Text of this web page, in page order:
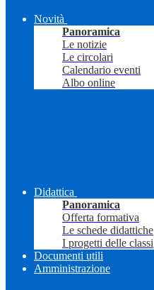
Novità
Panoramica
Le notizie
Le circolari
Calendario eventi
Albo online
Didattica
Panoramica
Offerta formativa
Le schede didattiche
I progetti delle classi
Documenti utili
Amministrazione